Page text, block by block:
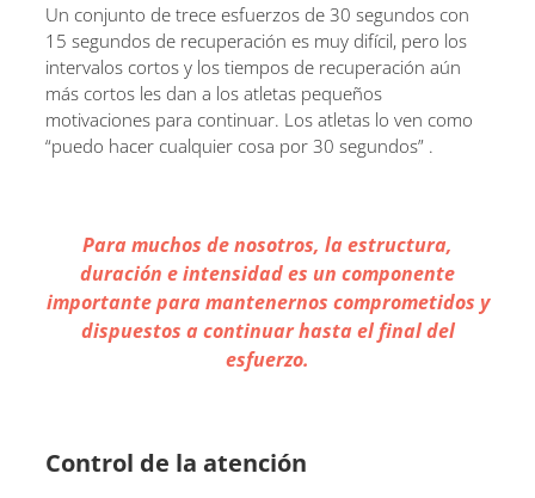
Un conjunto de trece esfuerzos de 30 segundos con
15 segundos de recuperación es muy difícil, pero los
intervalos cortos y los tiempos de recuperación aún
más cortos les dan a los atletas pequeños
motivaciones para continuar. Los atletas lo ven como
“puedo hacer cualquier cosa por 30 segundos” .
Para muchos de nosotros, la estructura,
duración e intensidad es un componente
importante para mantenernos comprometidos y
dispuestos a continuar hasta el final del
esfuerzo.
Control de la atención